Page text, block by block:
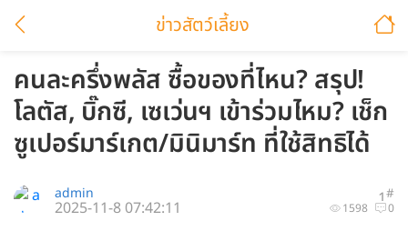
ข่าวสัตว์เลี้ยง
คนละครึ่งพลัส ซื้อของที่ไหน? สรุป!
โลตัส, บิ๊กซี, เซเว่นฯ เข้าร่วมไหม? เช็ก
ซูเปอร์มาร์เกต/มินิมาร์ท ที่ใช้สิทธิได้
1#
admin
1598 0
2025-11-8 07:42:11